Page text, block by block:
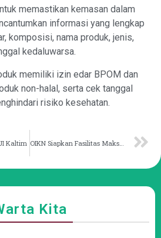
memastikan kemasan dalam
informasi yang lengkap
komposisi, nama produk, jenis,
kedaluwarsa.
memiliki izin edar BPOM dan
non-halal, serta cek tanggal
risiko kesehatan.
Kaltim OIKN Siapkan Fasilitas Maksimal untuk Pengunjung Nataru
Kita